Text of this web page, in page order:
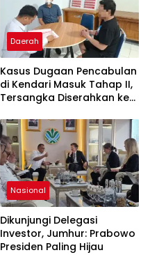
Daerah
Kasus Dugaan Pencabulan
di Kendari Masuk Tahap II,
Tersangka Diserahkan ke
Nasional
Dikunjungi Delegasi
Investor, Jumhur: Prabowo
Presiden Paling Hijau